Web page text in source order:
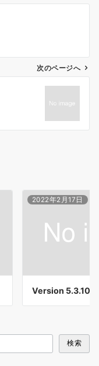
次のページへ
2022年2月17日
Version 5.3.10
検索